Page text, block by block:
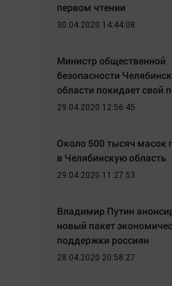
первом чтении
30.04.2020 14:44:08
Министр общественной
безопасности
области покидает свой
29.04.2020 12:56:45
Около 500 тысяч масок
в Челябинскую область
29.04.2020 11:27:53
Владимир Путин
новый пакет
поддержки россиян
28.04.2020 20:58:27